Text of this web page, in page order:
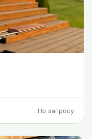
По запросу